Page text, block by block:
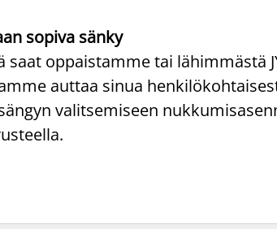
sopiva sänky
oppaistamme tai lähimmästä
auttaa sinua
valitsemiseen